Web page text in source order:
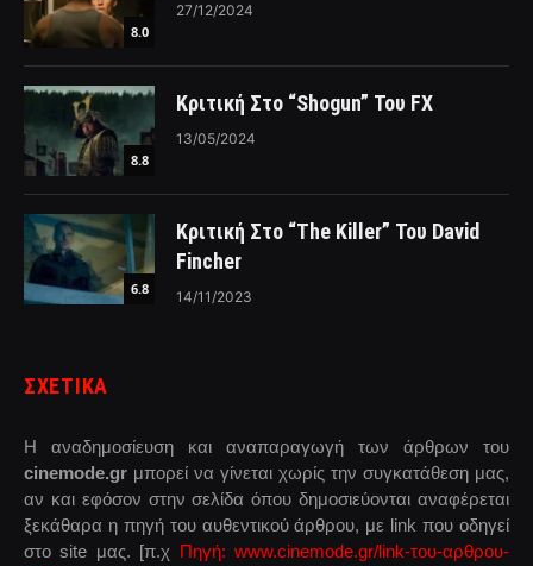
8.0
27/12/2024
8.8
Κριτική Στο “Shogun” Του FX
13/05/2024
6.8
Κριτική Στο “The Killer” Του David
Fincher
14/11/2023
ΣΧΕΤΙΚΑ
Η αναδημοσίευση και αναπαραγωγή των άρθρων του
cinemode.gr μπορεί να γίνεται χωρίς την συγκατάθεση μας,
αν και εφόσον στην σελίδα όπου δημοσιεύονται αναφέρεται
ξεκάθαρα η πηγή του αυθεντικού άρθρου, με link που οδηγεί
στο site μας. [π.χ Πηγή: www.cinemode.gr/link-του-αρθρου-